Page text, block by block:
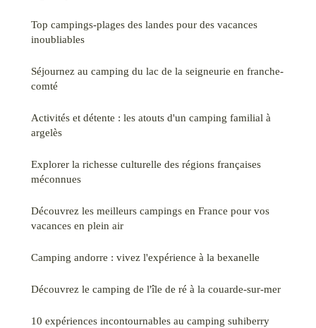
Top campings-plages des landes pour des vacances
inoubliables
Séjournez au camping du lac de la seigneurie en franche-
comté
Activités et détente : les atouts d'un camping familial à
argelès
Explorer la richesse culturelle des régions françaises
méconnues
Découvrez les meilleurs campings en France pour vos
vacances en plein air
Camping andorre : vivez l'expérience à la bexanelle
Découvrez le camping de l'île de ré à la couarde-sur-mer
10 expériences incontournables au camping suhiberry